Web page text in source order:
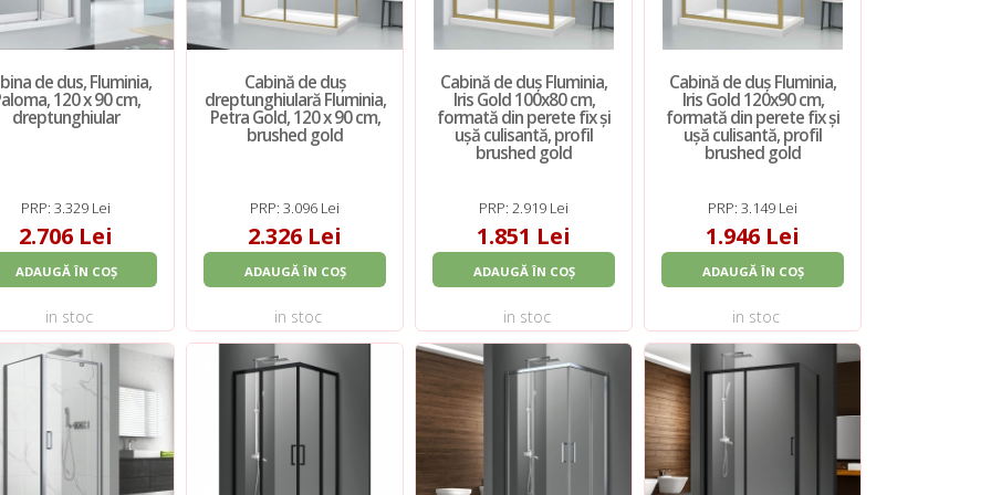
de dus, Fluminia,
120 x 90 cm,
dreptunghiular
PRP: 3.329 Lei
2.706 Lei
ADAUGĂ ÎN COȘ
in stoc
Cabină de duș
dreptunghiulară Fluminia,
Petra Gold, 120 x 90 cm,
brushed gold
PRP: 3.096 Lei
2.326 Lei
ADAUGĂ ÎN COȘ
in stoc
Cabină de duș Fluminia,
Iris Gold 100x80 cm,
formată din perete fix și
ușă culisantă, profil
brushed gold
PRP: 2.919 Lei
1.851 Lei
ADAUGĂ ÎN COȘ
in stoc
Cabină de duș Fluminia,
Iris Gold 120x90 cm,
formată din perete fix și
ușă culisantă, profil
brushed gold
PRP: 3.149 Lei
1.946 Lei
ADAUGĂ ÎN COȘ
in stoc